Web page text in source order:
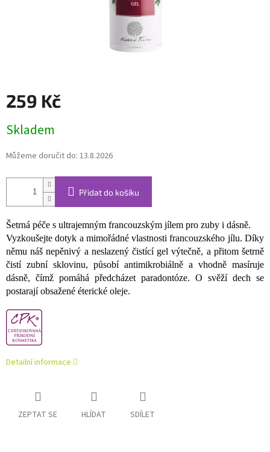
259 Kč
cena:
Skladem
Můžeme doručit do: 13.8.2026
Přidat do košíku
Šetrná péče s ultrajemným francouzským jílem pro zuby i dásně.
Vyzkoušejte dotyk a mimořádné vlastnosti francouzského jílu. Díky
němu náš nepěnivý a neslazený čistící gel výtečně, a přitom šetrně
čistí zubní sklovinu, působí antimikrobiálně a vhodně masíruje
dásně, čímž pomáhá předcházet paradontóze. O svěží dech se
postarají obsažené éterické oleje.
Detailní informace
ZEPTAT SE HLÍDAT SDÍLET